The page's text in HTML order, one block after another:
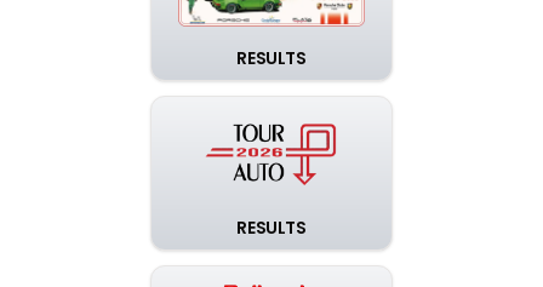
RESULTS
RESULTS